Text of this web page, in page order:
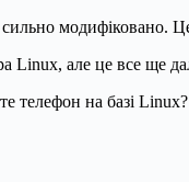
модифіковано.
Linux, але це все ще
телефон на базі